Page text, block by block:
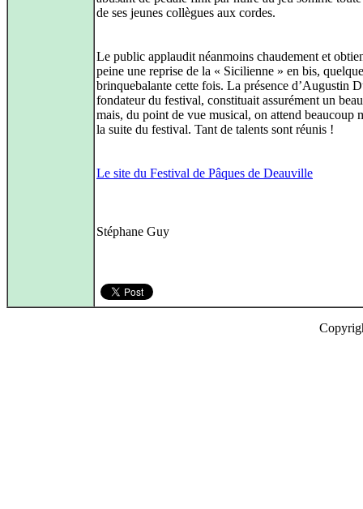
de ses jeunes collègues aux cordes.
Le public applaudit néanmoins chaudement et
peine une reprise de la « Sicilienne » en bis,
brinquebalante cette fois. La présence d’Augustin
fondateur du festival, constituait assurément un
mais, du point de vue musical, on attend beaucoup
la suite du festival. Tant de talents sont réunis !
Le site du Festival de Pâques de Deauville
Stéphane Guy